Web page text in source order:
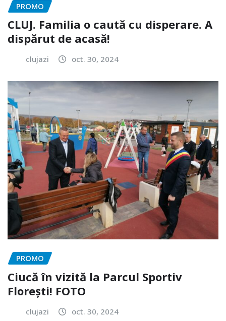
PROMO
CLUJ. Familia o caută cu disperare. A
dispărut de acasă!
clujazi oct. 30, 2024
PROMO
Ciucă în vizită la Parcul Sportiv
Florești! FOTO
clujazi oct. 30, 2024